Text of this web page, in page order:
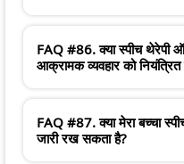
FAQ #86. क्या स्पीच थेरेपी
आक्रामक व्यवहार को
FAQ #87. क्या मेरा बच्चा
जारी रख सकता है?